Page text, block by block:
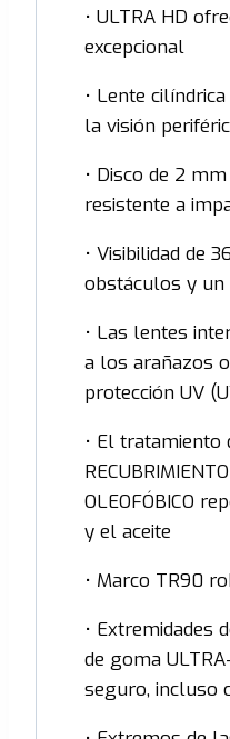
• ULTRA HD
excepcional
• Lente
la visión
• Disco de 2
resistente a
• Visibilidad de
obstáculos y un
• Las lentes
a los arañazos
protección UV
• El tratamiento
OLEOFÓBICO
y el aceite
• Marco TR90
• Extremidades
de goma
seguro, incluso